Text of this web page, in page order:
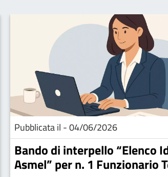
Pubblicata il - 04/06/2026
Bando di interpello “Elenco
Asmel” per n. 1 Funzionario